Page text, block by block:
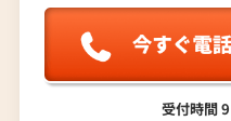
受付時間